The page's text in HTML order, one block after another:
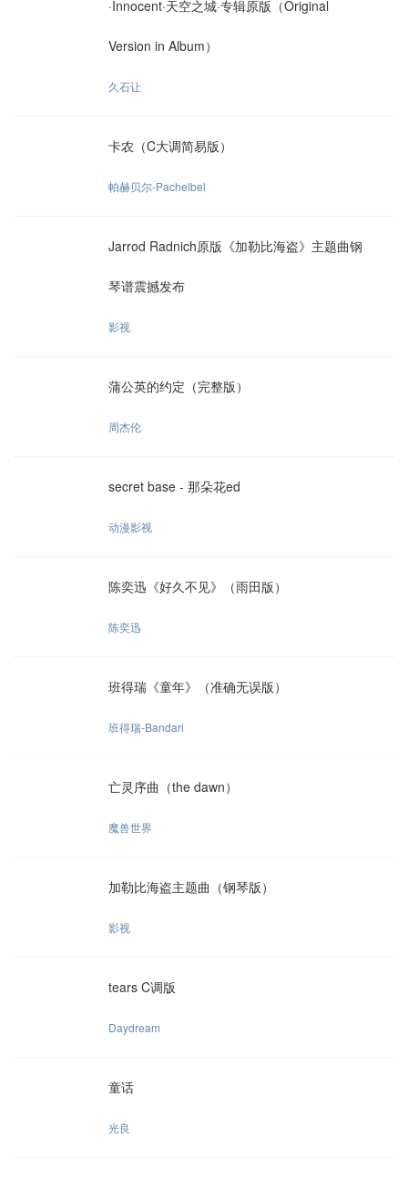
·Innocent·天空之城·专辑原版（Original
Version in Album）
久石让
卡农（C大调简易版）
帕赫贝尔-Pachelbel
Jarrod Radnich原版《加勒比海盗》主题曲钢
琴谱震撼发布
影视
蒲公英的约定（完整版）
周杰伦
secret base - 那朵花ed
动漫影视
陈奕迅《好久不见》（雨田版）
陈奕迅
班得瑞《童年》（准确无误版）
班得瑞-Bandari
亡灵序曲（the dawn）
魔兽世界
加勒比海盗主题曲（钢琴版）
影视
tears C调版
Daydream
童话
光良